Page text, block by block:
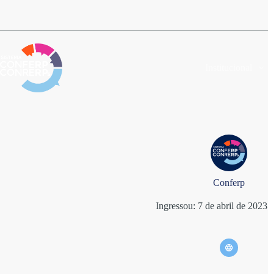
Conferp
Ingressou: 7 de abril de 2023